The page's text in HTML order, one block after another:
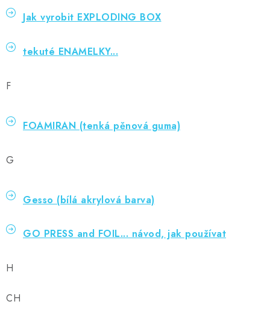
Jak vyrobit EXPLODING BOX
tekuté ENAMELKY...
F
FOAMIRAN (tenká pěnová guma)
G
Gesso (bílá akrylová barva)
GO PRESS and FOIL... návod, jak používat
H
CH